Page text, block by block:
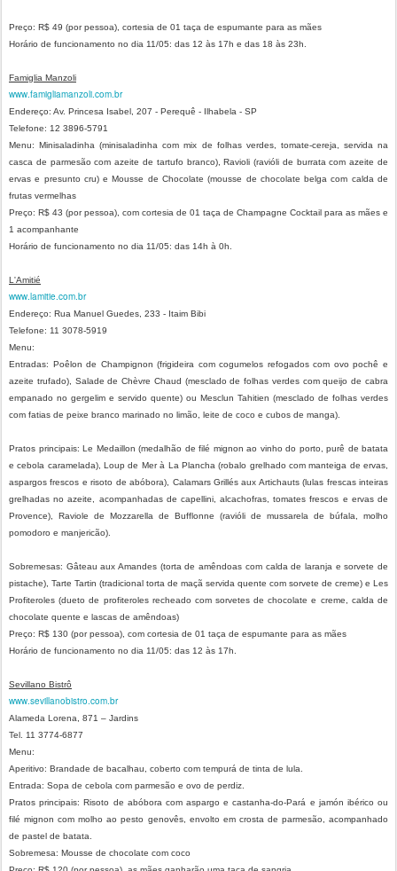
Preço: R$ 49 (por pessoa), cortesia de 01 taça de espumante para as mães
Horário de funcionamento no dia 11/05: das 12 às 17h e das 18 às 23h.
Famiglia Manzoli
www.famigliamanzoli.com.br
Endereço: Av. Princesa Isabel, 207 - Perequê - Ilhabela - SP
Telefone: 12 3896-5791
Menu: Minisaladinha (minisaladinha com mix de folhas verdes, tomate-cereja, servida na
casca de parmesão com azeite de tartufo branco), Ravioli (ravióli de burrata com azeite de
ervas e presunto cru) e Mousse de Chocolate (mousse de chocolate belga com calda de
frutas vermelhas
Preço: R$ 43 (por pessoa), com cortesia de 01 taça de Champagne Cocktail para as mães e
1 acompanhante
Horário de funcionamento no dia 11/05: das 14h à 0h.
L'Amitié
www.lamitie.com.br
Endereço: Rua Manuel Guedes, 233 - Itaim Bibi
Telefone: 11 3078-5919
Menu:
Entradas: Poêlon de Champignon (frigideira com cogumelos refogados com ovo pochê e
azeite trufado), Salade de Chèvre Chaud (mesclado de folhas verdes com queijo de cabra
empanado no gergelim e servido quente) ou Mesclun Tahitien (mesclado de folhas verdes
com fatias de peixe branco marinado no limão, leite de coco e cubos de manga).
Pratos principais: Le Medaillon (medalhão de filé mignon ao vinho do porto, purê de batata
e cebola caramelada), Loup de Mer à La Plancha (robalo grelhado com manteiga de ervas,
aspargos frescos e risoto de abóbora), Calamars Grillés aux Artichauts (lulas frescas inteiras
grelhadas no azeite, acompanhadas de capellini, alcachofras, tomates frescos e ervas de
Provence), Raviole de Mozzarella de Bufflonne (ravióli de mussarela de búfala, molho
pomodoro e manjericão).
Sobremesas: Gâteau aux Amandes (torta de amêndoas com calda de laranja e sorvete de
pistache), Tarte Tartin (tradicional torta de maçã servida quente com sorvete de creme) e Les
Profiteroles (dueto de profiteroles recheado com sorvetes de chocolate e creme, calda de
chocolate quente e lascas de amêndoas)
Preço: R$ 130 (por pessoa), com cortesia de 01 taça de espumante para as mães
Horário de funcionamento no dia 11/05: das 12 às 17h.
Sevillano Bistrô
www.sevillanobistro.com.br
Alameda Lorena, 871 – Jardins
Tel. 11 3774-6877
Menu:
Aperitivo: Brandade de bacalhau, coberto com tempurá de tinta de lula.
Entrada: Sopa de cebola com parmesão e ovo de perdiz.
Pratos principais: Risoto de abóbora com aspargo e castanha-do-Pará e jamón ibérico ou
filé mignon com molho ao pesto genovês, envolto em crosta de parmesão, acompanhado
de pastel de batata.
Sobremesa: Mousse de chocolate com coco